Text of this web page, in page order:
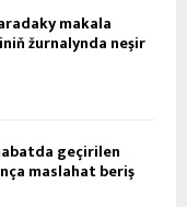
makala
žurnalynda neşir
geçirilen
maslahat beriş